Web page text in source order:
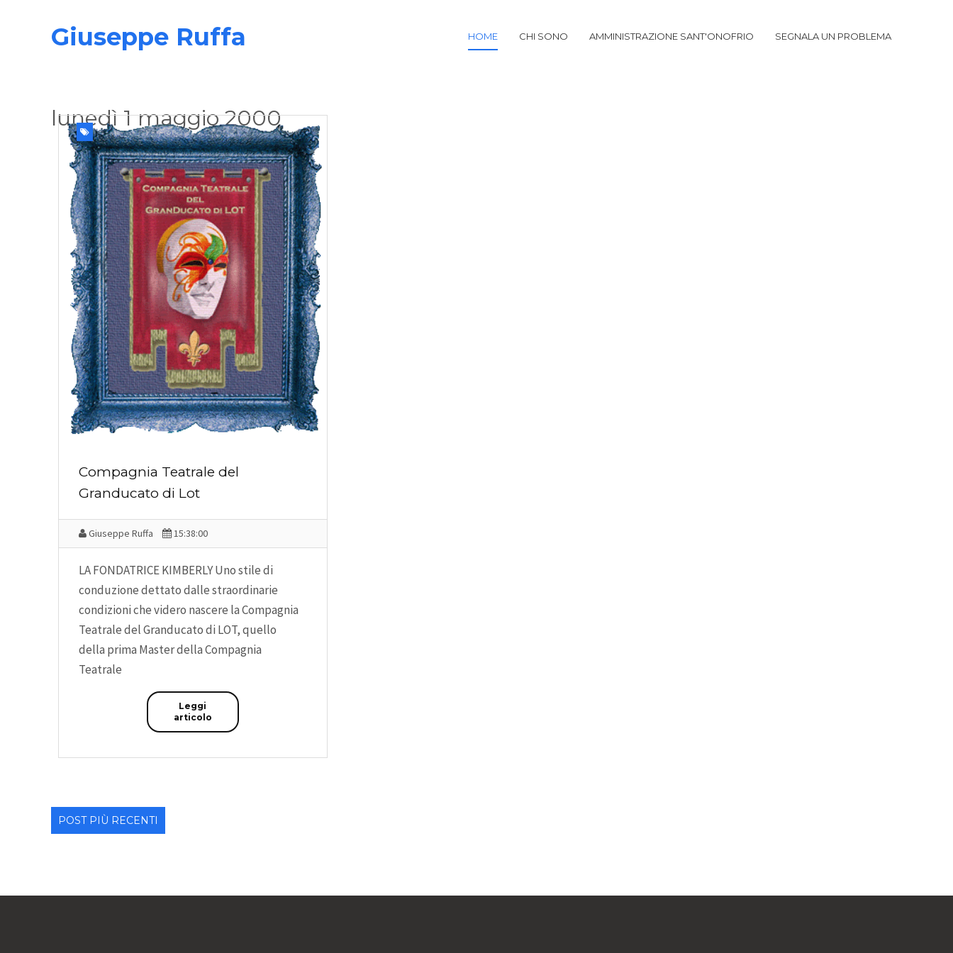
Giuseppe Ruffa HOME CHI SONO AMMINISTRAZIONE SANT'ONOFRIO SEGNALA UN PROBLEMA
lunedì 1 maggio 2000
Compagnia Teatrale del
Granducato di Lot
Giuseppe Ruffa 15:38:00
LA FONDATRICE KIMBERLY Uno stile di
conduzione dettato dalle straordinarie
condizioni che videro nascere la Compagnia
Teatrale del Granducato di LOT, quello
della prima Master della Compagnia
Teatrale
Leggi
articolo
POST PIÙ RECENTI